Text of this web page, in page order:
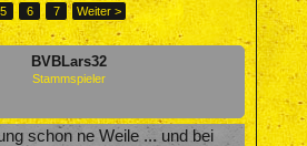
5 6 7 Weiter >
BVBLars32
Stammspieler
schon ne Weile ... und bei